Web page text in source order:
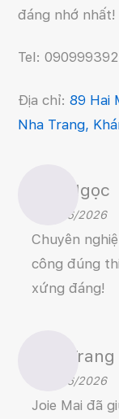
đáng nhớ nhất!
Tel:
Địa chỉ:89 Hai
Nha Trang,
Bảo Ngọc
26/06/2026
Chuyên
công đúng
xứng đáng!
Thu Trang
28/06/2026
Joie Mai đã